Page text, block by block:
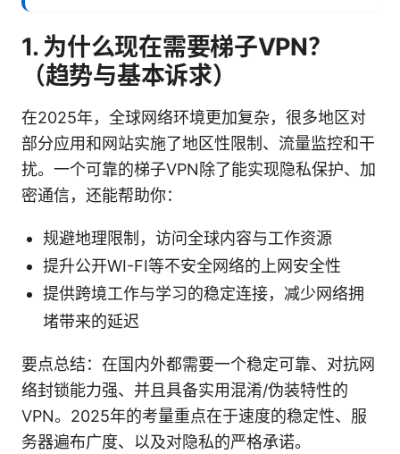
1. 为什么现在需要梯子VPN？
（趋势与基本诉求）
在2025年，全球网络环境更加复杂，很多地区对
部分应用和网站实施了地区性限制、流量监控和干
扰。一个可靠的梯子VPN除了能实现隐私保护、加
密通信，还能帮助你：
规避地理限制，访问全球内容与工作资源
提升公开WI-FI等不安全网络的上网安全性
提供跨境工作与学习的稳定连接，减少网络拥
堵带来的延迟
要点总结：在国内外都需要一个稳定可靠、对抗网
络封锁能力强、并且具备实用混淆/伪装特性的
VPN。2025年的考量重点在于速度的稳定性、服
务器遍布广度、以及对隐私的严格承诺。